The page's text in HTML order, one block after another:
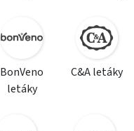
BonVeno
letáky
C&A letáky